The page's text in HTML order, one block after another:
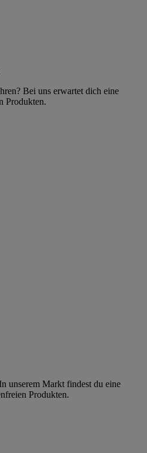
Bei uns erwartet dich eine
Produkten.
unserem Markt findest du eine
Produkten.